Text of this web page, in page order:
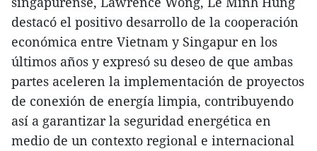
destacó el positivo desarrollo de la cooperación
económica entre Vietnam y Singapur en los
últimos años y expresó su deseo de que ambas
partes aceleren la implementación de proyectos
de conexión de energía limpia, contribuyendo
así a garantizar la seguridad energética en
medio de un contexto regional e internacional